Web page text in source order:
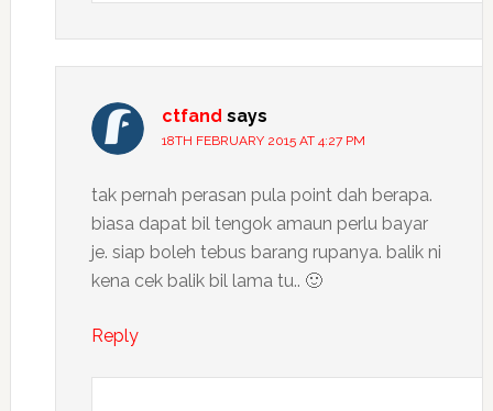
ctfand says
18TH FEBRUARY 2015 AT 4:27 PM
tak pernah perasan pula point dah berapa.
biasa dapat bil tengok amaun perlu bayar
je. siap boleh tebus barang rupanya. balik ni
kena cek balik bil lama tu.. 🙂
Reply